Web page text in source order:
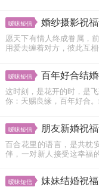
暧昧短信 婚纱摄影祝
愿天下有情人终成眷属，
用爱去缠着对方，彼此互
暧昧短信 百年好合结
这时刻，是花开的时，是
你：天赐良缘，百年好合
暧昧短信 朋友新婚祝
百合花里的语言，是共枕
伴，一对新人接受这幸福
暧昧短信 妹妹结婚祝